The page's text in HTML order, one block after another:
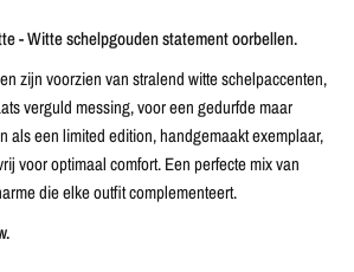
- Witte schelpgouden statement oorbellen.
zijn voorzien van stralend witte schelpaccenten,
verguld messing, voor een gedurfde maar
als een limited edition, handgemaakt exemplaar,
voor optimaal comfort. Een perfecte mix van
die elke outfit complementeert.